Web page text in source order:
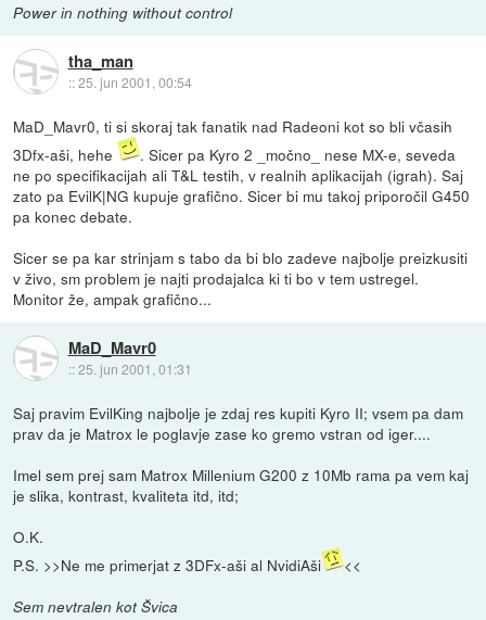
Power in nothing without control
tha_man
::25. jun 2001, 00:54
MaD_Mavr0, ti si skoraj tak fanatik nad Radeoni kot so bli včasih
3Dfx-aši, hehe
. Sicer pa Kyro 2 _močno_ nese MX-e, seveda
ne po specifikacijah ali T&L testih, v realnih aplikacijah (igrah). Saj
zato pa EvilK|NG kupuje grafično. Sicer bi mu takoj priporočil G450
pa konec debate.
Sicer se pa kar strinjam s tabo da bi blo zadeve najbolje preizkusiti
v živo, sm problem je najti prodajalca ki ti bo v tem ustregel.
Monitor že, ampak grafično...
MaD_Mavr0
::25. jun 2001, 01:31
Saj pravim EvilKing najbolje je zdaj res kupiti Kyro II; vsem pa dam
prav da je Matrox le poglavje zase ko gremo vstran od iger....
Imel sem prej sam Matrox Millenium G200 z 10Mb rama pa vem kaj
je slika, kontrast, kvaliteta itd, itd;
O.K.
P.S. >>Ne me primerjat z 3DFx-aši al NvidiAši
<<
Sem nevtralen kot Švica